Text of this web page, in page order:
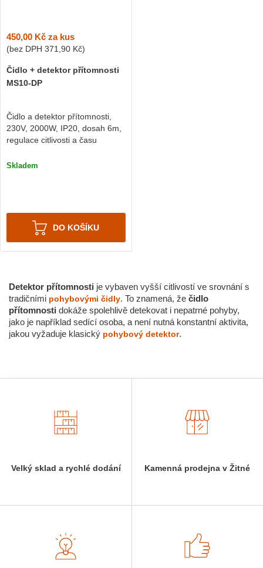
450,00 Kč za kus
(bez DPH 371,90 Kč)
Čidlo + detektor přítomnosti
MS10-DP
Čidlo a detektor přítomnosti,
230V, 2000W, IP20, dosah 6m,
regulace citlivosti a času
Skladem
DO KOŠÍKU
Detektor přítomnosti je vybaven vyšší citlivostí ve srovnání s
tradičními pohybovými čidly. To znamená, že čidlo
přítomnosti dokáže spolehlivě detekovat i nepatrné pohyby,
jako je například sedící osoba, a není nutná konstantní aktivita,
jakou vyžaduje klasický pohybový detektor.
Velký sklad a rychlé dodání Kamenná prodejna v Žitné